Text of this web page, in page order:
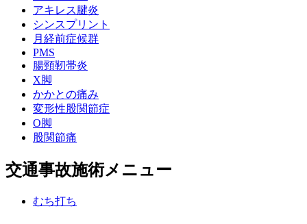
アキレス腱炎
シンスプリント
月経前症候群
PMS
腸頸靭帯炎
X脚
かかとの痛み
変形性股関節症
O脚
股関節痛
交通事故施術メニュー
むち打ち